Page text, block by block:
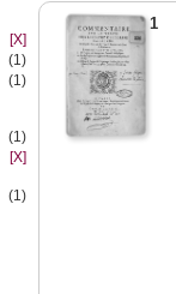
[X]
(1)
(1)
(1)
[X]
(1)
1